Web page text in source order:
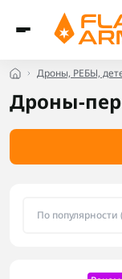
Дроны, РЕБЫ,
Дроны-